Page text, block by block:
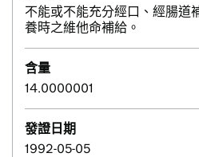
不能或不能充分經口、經腸道
養時之維他命補給。
含量
14.0000001
發證日期
1992-05-05